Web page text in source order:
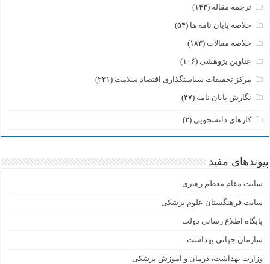
ترجمه مقاله (۱۴۳)
خلاصه پایان نامه ها (۵۴)
خلاصه مقالات (۱۸۳)
عناوین پژوهشی (۱۰۶)
مرکز تحقیقات سیاستگذاری اقتصاد سلامت (۲۳۱)
نگارش پایان نامه (۴۷)
کارهای دانشجویی (۲)
پیوندهای مفید
سایت مقام معظم رهبری
سایت فرهنگستان علوم پزشکی
پایگاه اطلاع رسانی دولت
سازمان جهانی بهداشت
وزارت بهداشت، درمان و آموزش پزشکی